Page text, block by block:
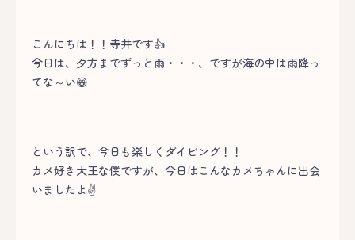
こんにちは！！寺井です👍
今日は、夕方までずっと雨・・・、ですが海の中は雨降っ
てな～い😁
という訳で、今日も楽しくダイビング！！
カメ好き大王な僕ですが、今日はこんなカメちゃんに出会
いましたよ✌